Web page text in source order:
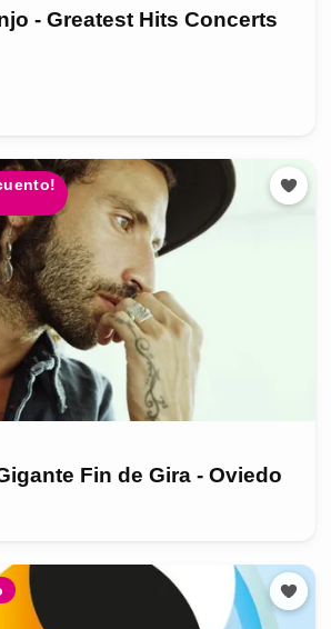
- Greatest Hits Concerts
Fin de Gira - Oviedo